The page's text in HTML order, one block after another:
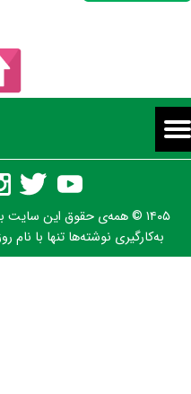
۱۴۰۵ © همه‌ی حقوق این سایت
به‌کارگیری نوشته‌ها تنها با نام